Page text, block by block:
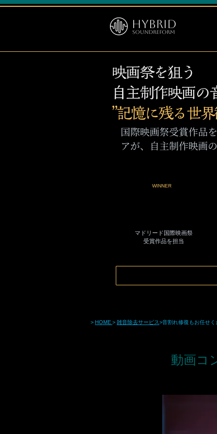
Hybrid
SoundReform
映画祭を狙う
自主制作映画の
”記憶に残る世界
国際映画祭受賞作品
アが、自主制作映画
WINNER
マドリード国際映画祭
​受賞作品を担当
> HOME > 雑音除去サービス>音割れ修復もお任せく
動画コ